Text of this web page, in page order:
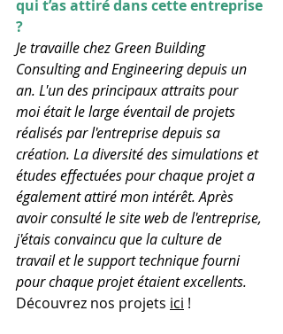
qui t’as attiré dans cette entreprise
?
Je travaille chez Green Building
Consulting and Engineering depuis un
an. L'un des principaux attraits pour
moi était le large éventail de projets
réalisés par l'entreprise depuis sa
création. La diversité des simulations et
études effectuées pour chaque projet a
également attiré mon intérêt. Après
avoir consulté le site web de l'entreprise,
j'étais convaincu que la culture de
travail et le support technique fourni
pour chaque projet étaient excellents.
Découvrez nos projets ici !